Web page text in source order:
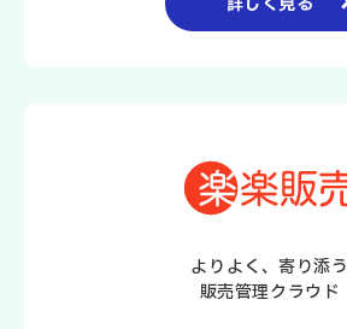
よりよく、寄り添う
販売管理クラウド